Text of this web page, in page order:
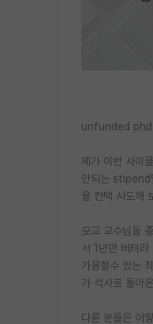
unfunded phd
제가 이번 사
안되는 stipend
을 컨택 시도해
모교 교수님들
서 1년만 버텨
가용할수 있는
가 석사로 돌아
다른 분들은 어